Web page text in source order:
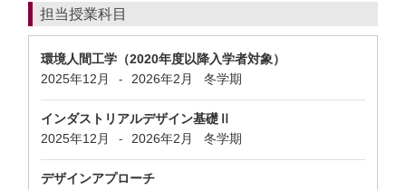
担当授業科目
環境人間工学（2020年度以降入学者対象）
2025年12月
- 2026年2月 冬学期
インダストリアルデザイン基礎Ⅱ
2025年12月
- 2026年2月 冬学期
デザインアプローチ